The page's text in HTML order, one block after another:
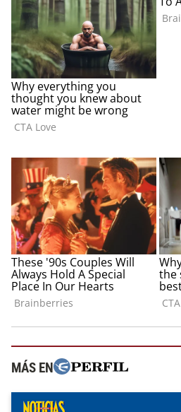
MÁS EN